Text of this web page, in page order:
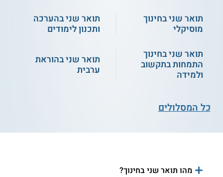
תואר שני בחינוך
מוסיקלי
תואר שני בהערכה
ותכנון לימודים
תואר שני בחינוך
התמחות בתקשוב
ולמידה
תואר שני בהוראת
ערבית
כל המסלולים
מהו תואר שני בחינוך?